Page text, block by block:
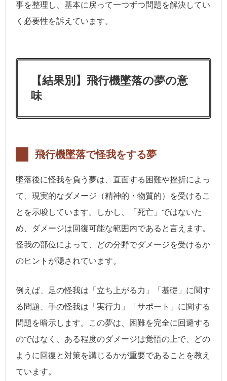
事を整理し、基本に戻って一つずつ問題を解決してい
く必要性を訴えています。
【結果別】飛行機墜落の夢の意
味
飛行機墜落で怪我をする夢
墜落後に怪我を負う夢は、直面する困難や挫折によっ
て、現実的なダメージ（精神的・物質的）を受けるこ
とを示唆しています。しかし、「死亡」ではないた
め、ダメージは回復可能な範囲内であると言えます。
怪我の部位によって、どの分野でダメージを受けるか
のヒントが隠されています。
例えば、足の怪我は「立ち上がる力」「基礎」に関す
る問題、手の怪我は「実行力」「サポート」に関する
問題を暗示します。この夢は、困難を完全に回避する
のではなく、ある程度のダメージは覚悟の上で、どの
ように回復と対策を講じるかが重要であることを教え
ています。